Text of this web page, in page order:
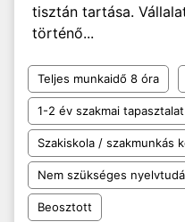
tisztán tartása.
történő...
Teljes munkaidő 8 óra
1-2 év szakmai tapasztalat
Szakiskola / szakmunkás
Nem szükséges
Beosztott